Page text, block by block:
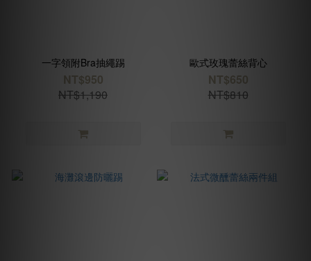
一字領附Bra抽繩踢
NT$950
NT$1,190
歐式玫瑰蕾絲背心
NT$650
NT$810